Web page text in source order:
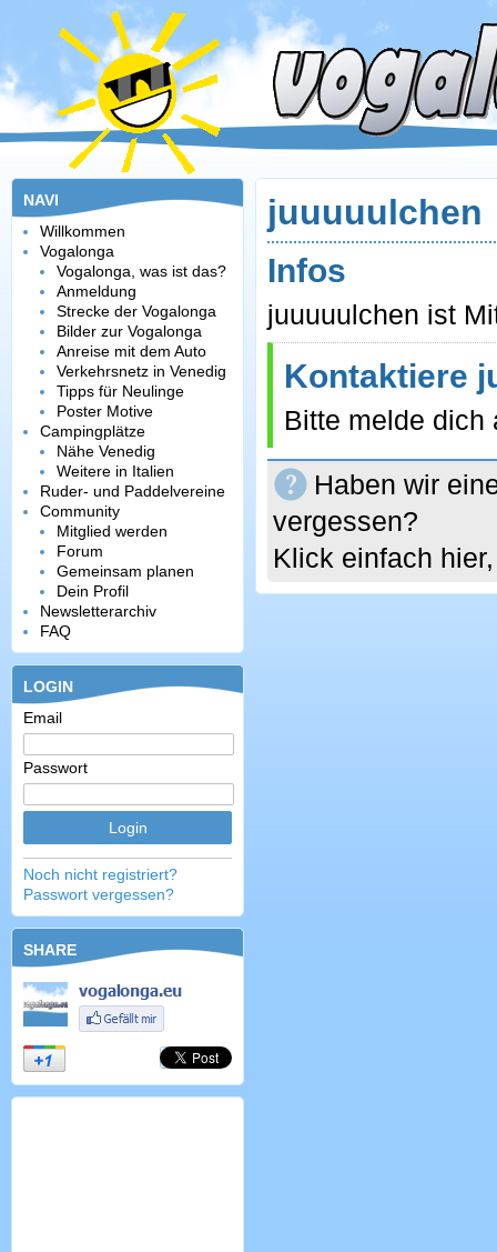
NAVI
Willkommen
Vogalonga
Vogalonga, was ist das?
Anmeldung
Strecke der Vogalonga
Bilder zur Vogalonga
Anreise mit dem Auto
Verkehrsnetz in Venedig
Tipps für Neulinge
Poster Motive
Campingplätze
Nähe Venedig
Weitere in Italien
Ruder- und Paddelvereine
Community
Mitglied werden
Forum
Gemeinsam planen
Dein Profil
Newsletterarchiv
FAQ
LOGIN
Email
Passwort
Noch nicht registriert?
Passwort vergessen?
SHARE
juuuuulchen
Infos
juuuuulchen ist
Kontaktiere
Bitte melde dich
Haben wir
vergessen?
Klick einfach